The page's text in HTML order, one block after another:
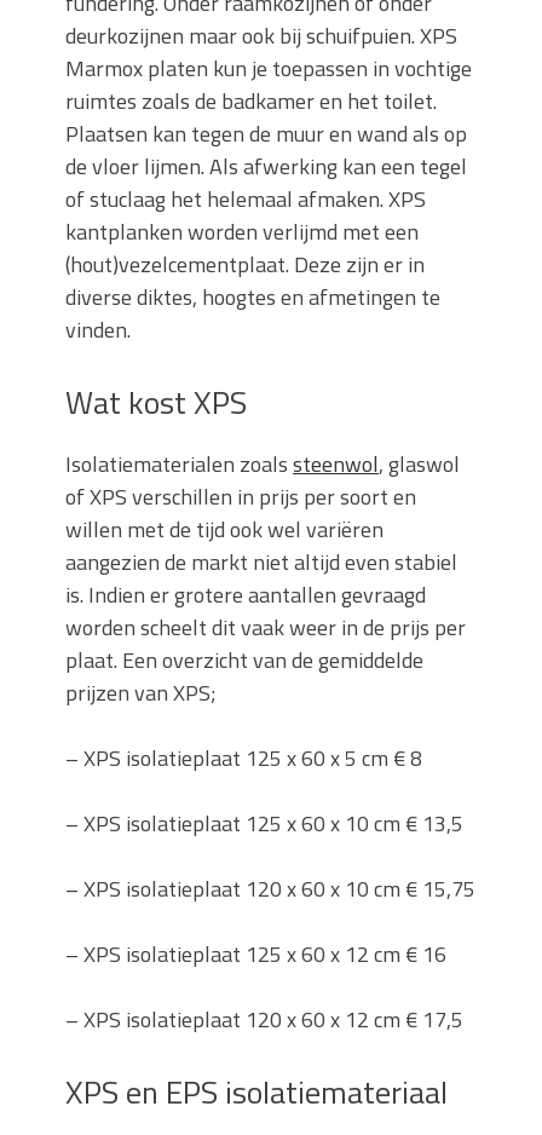
deurkozijnen maar ook bij schuifpuien. XPS
Marmox platen kun je toepassen in vochtige
ruimtes zoals de badkamer en het toilet.
Plaatsen kan tegen de muur en wand als op
de vloer lijmen. Als afwerking kan een tegel
of stuclaag het helemaal afmaken. XPS
kantplanken worden verlijmd met een
(hout)vezelcementplaat. Deze zijn er in
diverse diktes, hoogtes en afmetingen te
vinden.
Wat kost XPS
Isolatiematerialen zoalssteenwol, glaswol
of XPS verschillen in prijs per soort en
willen met de tijd ook wel variëren
aangezien de markt niet altijd even stabiel
is. Indien er grotere aantallen gevraagd
worden scheelt dit vaak weer in de prijs per
plaat. Een overzicht van de gemiddelde
prijzen van XPS;
–XPS isolatieplaat 125 x 60 x 5 cm € 8
–XPS isolatieplaat 125 x 60 x 10 cm € 13,5
–XPS isolatieplaat 120 x 60 x 10 cm € 15,75
–XPS isolatieplaat 125 x 60 x 12 cm € 16
–XPS isolatieplaat 120 x 60 x 12 cm € 17,5
XPS en EPS isolatiemateriaal